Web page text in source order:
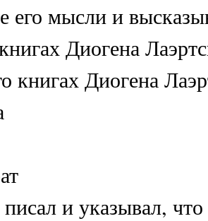
его мысли и
Диогена
книгах Диогена
и указывал,